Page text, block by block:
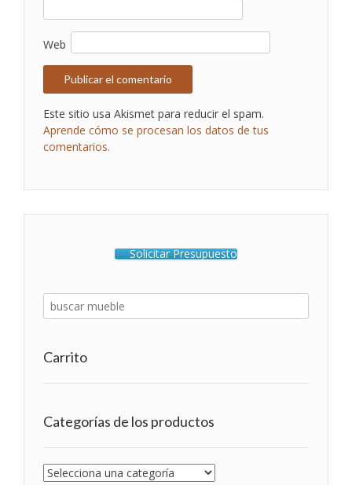
Web
Este sitio usa Akismet para reducir el spam.
Aprende cómo se procesan los datos de tus
comentarios.
Solicitar Presupuesto
Carrito
Categorías de los productos